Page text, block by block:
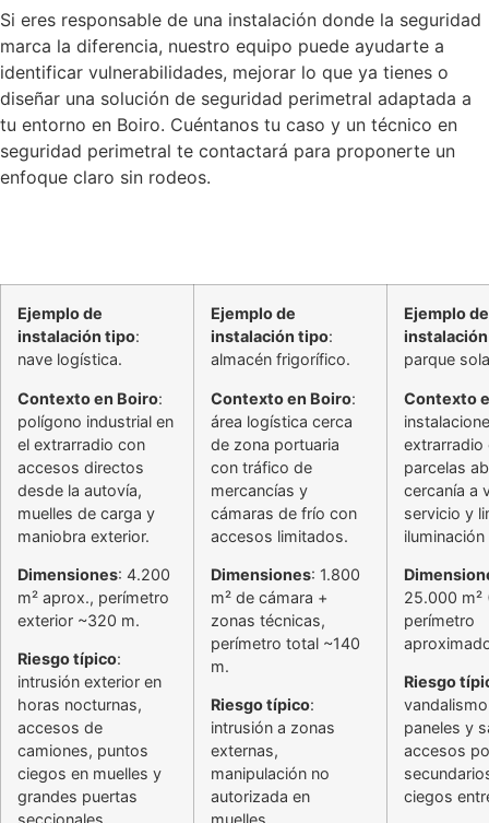
Si eres responsable de una instalación donde la seguridad
marca la diferencia, nuestro equipo puede ayudarte a
identificar vulnerabilidades, mejorar lo que ya tienes o
diseñar una solución de seguridad perimetral adaptada a
tu entorno en Boiro. Cuéntanos tu caso y un técnico en
seguridad perimetral te contactará para proponerte un
enfoque claro sin rodeos.
Ejemplo de
instalación tipo:
nave logística.
Contexto en Boiro:
polígono industrial en
el extrarradio con
accesos directos
desde la autovía,
muelles de carga y
maniobra exterior.
Dimensiones: 4.200
m² aprox., perímetro
exterior ~320 m.
Riesgo típico:
intrusión exterior en
horas nocturnas,
accesos de
camiones, puntos
ciegos en muelles y
grandes puertas
Ejemplo de
instalación tipo:
almacén frigorífico.
Contexto en Boiro:
área logística cerca
de zona portuaria
con tráfico de
mercancías y
cámaras de frío con
accesos limitados.
Dimensiones: 1.800
m² de cámara +
zonas técnicas,
perímetro total ~140
m.
Riesgo típico:
intrusión a zonas
externas,
manipulación no
autorizada en
Ejemplo de
parque
Contexto
extrarradio
parcelas
cercanía a
servicio y
25.000 m²
perímetro
Riesgo
paneles y
accesos
ciegos